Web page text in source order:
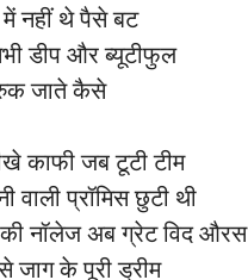
नहीं थे पैसे बट
डीप और ब्यूटीफुल
जाते कैसे
काफी जब टूटी टीम
वाली प्रॉमिस छुटी थी
नॉलेज अब ग्रेट विद औरस
जाग के पूरी ड्रीम